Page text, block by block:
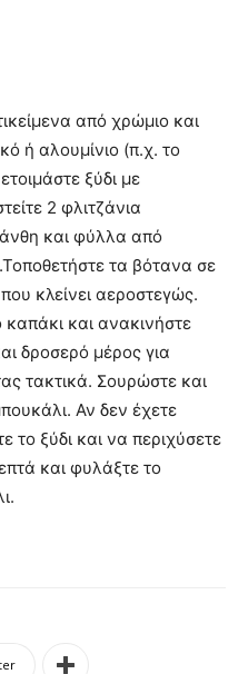
από χρώμιο και
ή αλουμίνιο (π.χ. το
ξύδι με
2 φλιτζάνια
και φύλλα από
τα βότανα σε
κλείνει αεροστεγώς.
καπάκι και ανακινήστε
δροσερό μέρος για
τακτικά. Σουρώστε και
Αν δεν έχετε
το ξύδι και να περιχύσετε
και φυλάξτε το